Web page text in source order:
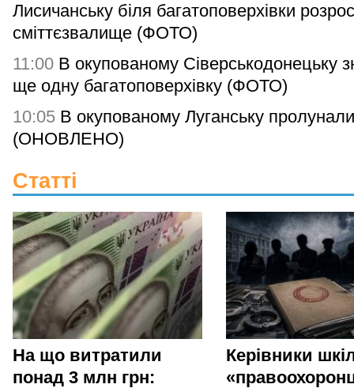
Лисичанську біля багатоповерхівки
сміттєзвалище (ФОТО)
11:00 В окупованому Сіверськодонецьку
ще одну багатоповерхівку (ФОТО)
10:05 В окупованому Луганську
(ОНОВЛЕНО)
Статті
На що витратили
понад 3 млн грн:
Керівники